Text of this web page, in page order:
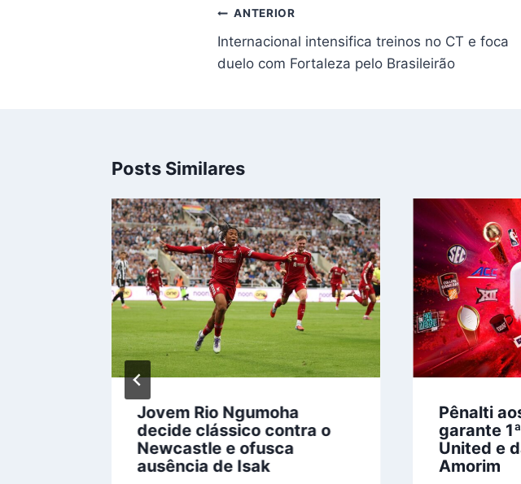
Navegação
de
Post
ANTERIOR
Internacional intensifica treinos no CT e foca
duelo com Fortaleza pelo Brasileirão
Posts Similares
Jovem Rio Ngumoha
decide clássico contra o
Newcastle e ofusca
ausência de Isak
Pênalti
garante
United e
Amorim